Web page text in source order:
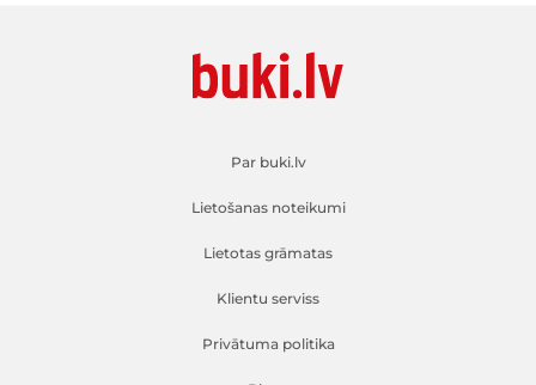
Par buki.lv
Lietošanas noteikumi
Lietotas grāmatas
Klientu serviss
Privātuma politika